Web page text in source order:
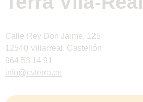
Calle Rey Don Jaime, 125
12540 Villarreal, Castellón
964 53 14 91
info@cvterra.es